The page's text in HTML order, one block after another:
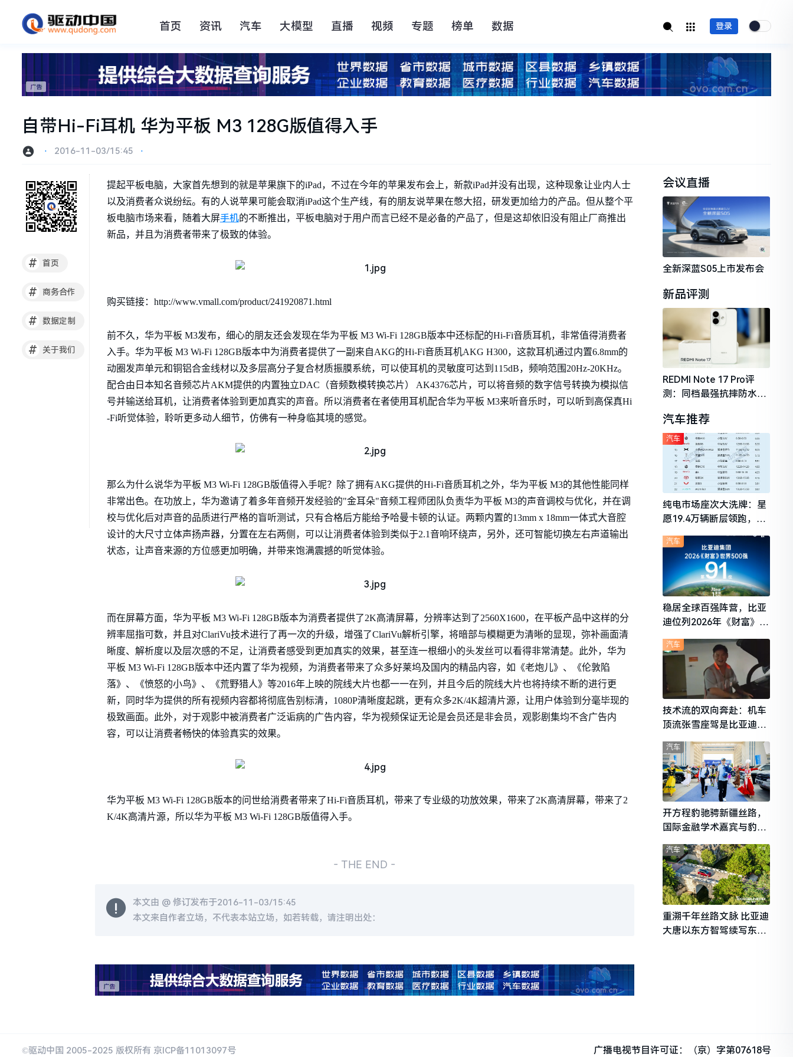
首页 资讯 汽车 大模型 直播 视频 专题 榜单 数据 登录
自带Hi-Fi耳机 华为平板 M3 128G版值得入手
⋅ 2016-11-03/15:45 ⋅
# 首页
# 商务合作
# 数据定制
# 关于我们
提起平板电脑，大家首先想到的就是苹果旗下的iPad，不过在今年的苹果发布会上，新款iPad并没有出现，这种现象让业内人士
以及消费者众说纷纭。有的人说苹果可能会取消iPad这个生产线，有的朋友说苹果在憋大招，研发更加给力的产品。但从整个平
板电脑市场来看，随着大屏手机的不断推出，平板电脑对于用户而言已经不是必备的产品了，但是这却依旧没有阻止厂商推出
新品，并且为消费者带来了极致的体验。
购买链接：http://www.vmall.com/product/241920871.html
前不久，华为平板 M3发布，细心的朋友还会发现在华为平板 M3 Wi-Fi 128GB版本中还标配的Hi-Fi音质耳机，非常值得消费者
入手。华为平板 M3 Wi-Fi 128GB版本中为消费者提供了一副来自AKG的Hi-Fi音质耳机AKG H300，这款耳机通过内置6.8mm的
动圈发声单元和铜铝合金线材以及多层高分子复合材质振膜系统，可以使耳机的灵敏度可达到115dB，频响范围20Hz-20KHz。
配合由日本知名音频芯片AKM提供的内置独立DAC（音频数模转换芯片） AK4376芯片，可以将音频的数字信号转换为模拟信
号并输送给耳机，让消费者体验到更加真实的声音。所以消费者在者使用耳机配合华为平板 M3来听音乐时，可以听到高保真Hi
-Fi听觉体验，聆听更多动人细节，仿佛有一种身临其境的感觉。
那么为什么说华为平板 M3 Wi-Fi 128GB版值得入手呢？除了拥有AKG提供的Hi-Fi音质耳机之外，华为平板 M3的其他性能同样
非常出色。在功放上，华为邀请了着多年音频开发经验的"金耳朵"音频工程师团队负责华为平板 M3的声音调校与优化，并在调
校与优化后对声音的品质进行严格的盲听测试，只有合格后方能给予哈曼卡顿的认证。两颗内置的13mm x 18mm一体式大音腔
设计的大尺寸立体声扬声器，分置在左右两侧，可以让消费者体验到类似于2.1音响环绕声，另外，还可智能切换左右声道输出
状态，让声音来源的方位感更加明确，并带来饱满震撼的听觉体验。
而在屏幕方面，华为平板 M3 Wi-Fi 128GB版本为消费者提供了2K高清屏幕，分辨率达到了2560X1600，在平板产品中这样的分
辨率屈指可数，并且对ClariVu技术进行了再一次的升级，增强了ClariVu解析引擎，将暗部与模糊更为清晰的显现，弥补画面清
晰度、解析度以及层次感的不足，让消费者感受到更加真实的效果，甚至连一根细小的头发丝可以看得非常清楚。此外，华为
平板 M3 Wi-Fi 128GB版本中还内置了华为视频，为消费者带来了众多好莱坞及国内的精品内容，如《老炮儿》、《伦敦陷
落》、《愤怒的小鸟》、《荒野猎人》等2016年上映的院线大片也都一一在列，并且今后的院线大片也将持续不断的进行更
新，同时华为提供的所有视频内容都将彻底告别标清，1080P清晰度起跳，更有众多2K/4K超清片源，让用户体验到分毫毕现的
极致画面。此外，对于观影中被消费者广泛诟病的广告内容，华为视频保证无论是会员还是非会员，观影剧集均不含广告内
容，可以让消费者畅快的体验真实的效果。
华为平板 M3 Wi-Fi 128GB版本的问世给消费者带来了Hi-Fi音质耳机，带来了专业级的功放效果，带来了2K高清屏幕，带来了2
K/4K高清片源，所以华为平板 M3 Wi-Fi 128GB版值得入手。
- THE END -
本文由 @修订发布于2016-11-03/15:45
本文来自作者立场，不代表本站立场，如若转载，请注明出处：
会议直播
全新深蓝S05上市发布会
新品评测
REDMI Note 17 Pro评
测：同档最强抗摔防水，
守门员
汽车推荐
纯电市场座次大洗牌：星
愿19.4万辆断层领跑，理
想i6成最强黑马
汽车
稳居全球百强阵营，比亚
迪位列2026年《财富》世
汽车
技术流的双向奔赴：机车
顶流张雪座驾是比亚迪秦
L
汽车
开方程豹驰骋新疆丝路，
国际金融学术嘉宾与豹友
共赴山海热爱
汽车
重溯千年丝路文脉 比亚迪
大唐以东方智驾续写东西
汽车
©驱动中国 2005-2025 版权所有 京ICP备11013097号 广播电视节目许可证：（京）字第07618号